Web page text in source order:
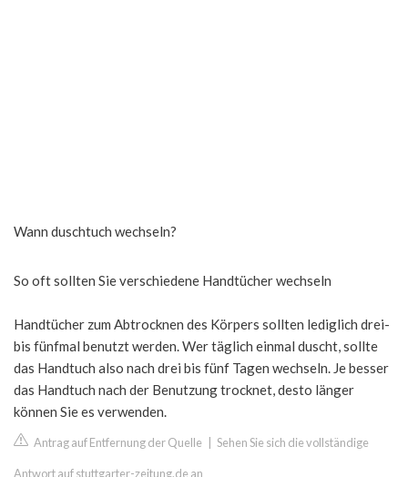
Wann duschtuch wechseln?
So oft sollten Sie verschiedene Handtücher wechseln
Handtücher zum Abtrocknen des Körpers sollten lediglich drei-
bis fünfmal benutzt werden. Wer täglich einmal duscht, sollte
das Handtuch also nach drei bis fünf Tagen wechseln. Je besser
das Handtuch nach der Benutzung trocknet, desto länger
können Sie es verwenden.
Antrag auf Entfernung der Quelle Sehen Sie sich die vollständige
Antwort auf stuttgarter-zeitung.de an